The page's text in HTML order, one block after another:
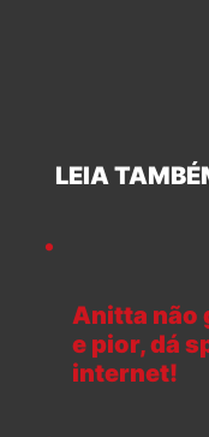
LEIA
Anitta não
e pior, dá
internet!